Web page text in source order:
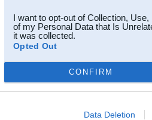
I want to opt-out of Collection,
of my Personal Data that Is
it was collected.
Opted Out
CONFIRM
Data Deletion